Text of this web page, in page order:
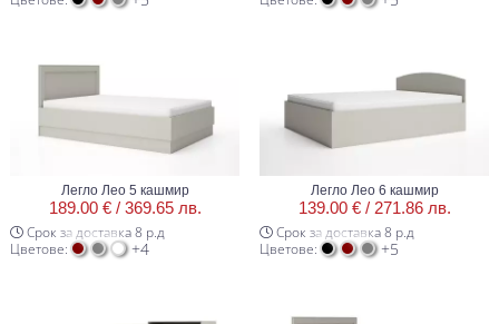
Легло Лео 5 кашмир
189.00 € / 369.65 лв.
Срок за доставка 8 р.д
Цветове:
+4
Легло Лео 6 кашмир
139.00 € / 271.86 лв.
Срок за доставка 8 р.д
Цветове:
+5